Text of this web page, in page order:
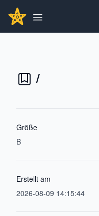
GITHUBSTAR
Open main menu
/
Größe
B
Erstellt am
2026-08-09 14:15:44